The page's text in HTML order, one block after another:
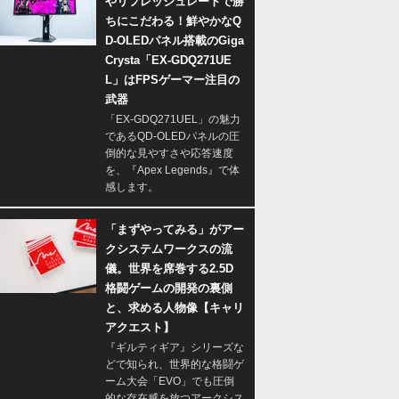
ちにこだわる！鮮やかなQ
D-OLEDパネル搭載のGiga
Crysta「EX-GDQ271UE
L」はFPSゲーマー注目の
武器
「EX-GDQ271UEL」の魅力
であるQD-OLEDパネルの圧
倒的な見やすさや応答速度
を、『Apex Legends』で体
感します。
「まずやってみる」がアー
クシステムワークスの流
儀。世界を席巻する2.5D
格闘ゲームの開発の裏側
と、求める人物像【キャリ
アクエスト】
『ギルティギア』シリーズな
どで知られ、世界的な格闘ゲ
ーム大会「EVO」でも圧倒